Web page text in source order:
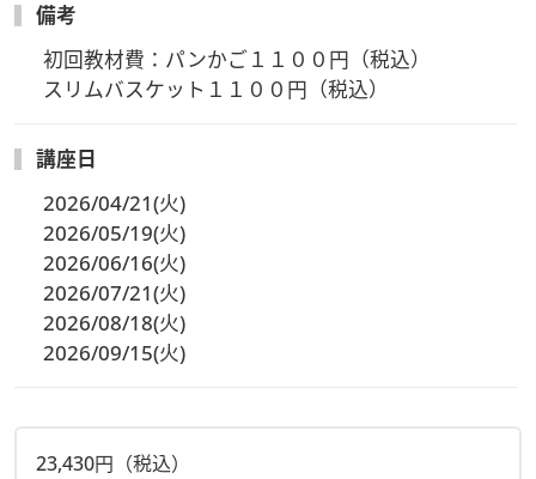
備考
初回教材費：パンかご１１００円（税込）
スリムバスケット１１００円（税込）
講座日
2026/04/21(火)
2026/05/19(火)
2026/06/16(火)
2026/07/21(火)
2026/08/18(火)
2026/09/15(火)
23,430円（税込）